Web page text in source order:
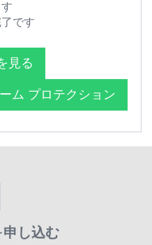
です
見る
ム プロテクション
申し込む